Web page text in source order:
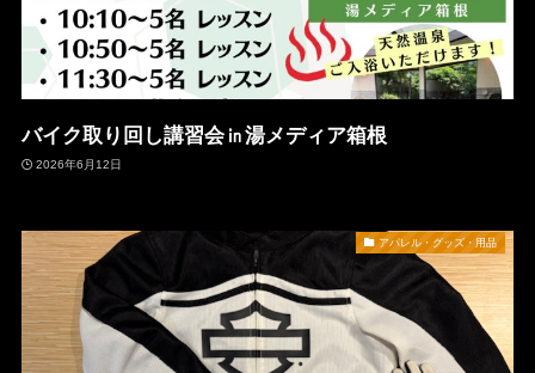
バイク取り回し講習会㏌湯メディア箱根
2026年6月12日
アパレル・グッズ・用品